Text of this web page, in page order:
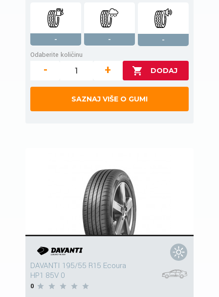
- -
-
Odaberite količinu
- +
SAZNAJ VIŠE O GUMI
DAVANTI 195/55 R15 Ecoura
HP1 85V 0
0